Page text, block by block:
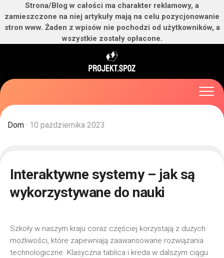
Strona/Blog w całości ma charakter reklamowy, a
zamieszczone na niej artykuły mają na celu pozycjonowanie
stron www. Żaden z wpisów nie pochodzi od użytkowników, a
wszystkie zostały opłacone.
Dom · 10 października 2023
Interaktywne systemy – jak są
wykorzystywane do nauki
Szkoły w naszym kraju coraz częściej korzystają z dużych
możliwości, które zapewniają zaawansowane rozwiązania
technologiczne. Klasyczna tablica i kreda w dalszym ciągu